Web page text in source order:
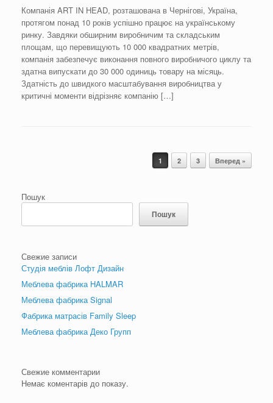
Компанія ART IN HEAD, розташована в Чернігові, Україна,
протягом понад 10 років успішно працює на українському
ринку. Завдяки обширним виробничим та складським
площам, що перевищують 10 000 квадратних метрів,
компанія забезпечує виконання повного виробничого циклу та
здатна випускати до 30 000 одиниць товару на місяць.
Здатність до швидкого масштабування виробництва у
критичні моменти відрізняє компанію […]
1 2 3 Вперед »
Пошук
Пошук
Свежие записи
Студія меблів Лофт Дизайн
Меблева фабрика HALMAR
Меблева фабрика Signal
Фабрика матрасів Family Sleep
Меблева фабрика Деко Групп
Свежие комментарии
Немає коментарів до показу.